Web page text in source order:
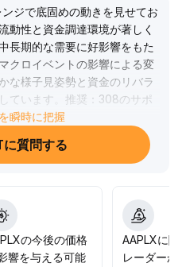
ジで底固めの動きを見せてお
動性と資金調達環境が著しく
長期的な需要に好影響をもた
クロイベントの影響による変
な様子見姿勢と資金のリバラ
ています。推奨：308のサポ
スタンスゾーンを注視し、出
た場合は短期で買い増しを検
ートを割り込んだ場合には、
成を維持する必要がありま
瞬時に把握
質問する
の今後の価格
響を与える可能
AAPLXに
レーダーか